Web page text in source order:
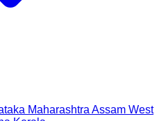
Maharashtra Assam West